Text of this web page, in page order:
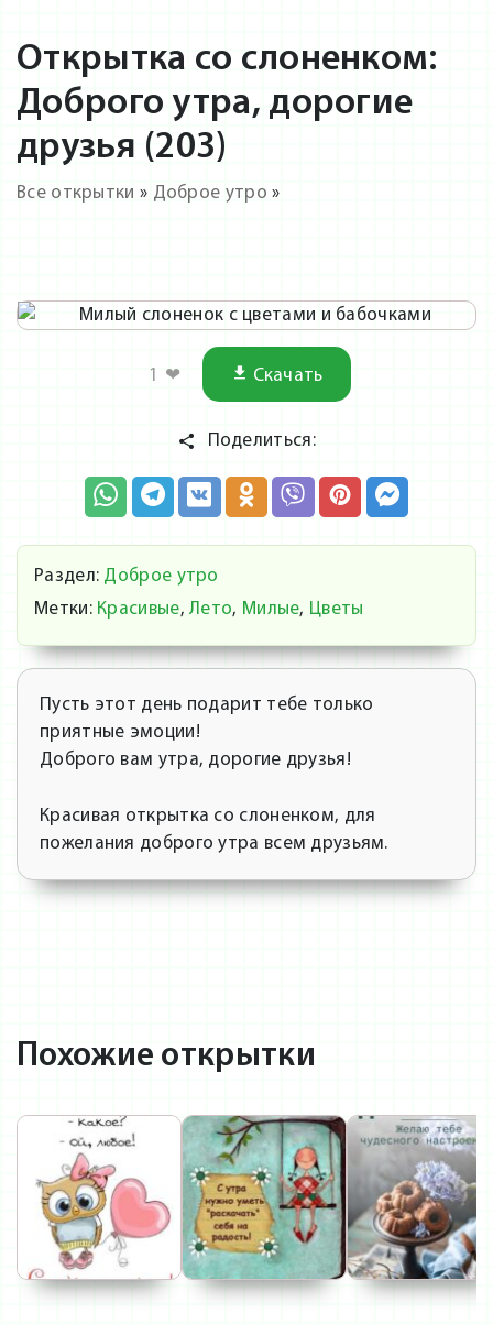
Открытка со слоненком:
Доброго утра, дорогие
друзья (203)
Все открытки » Доброе утро »
1 ❤ Скачать
Поделиться:
Раздел: Доброе утро
Метки: Красивые,Лето, Милые, Цветы
Пусть этот день подарит тебе только
приятные эмоции!
Доброго вам утра, дорогие друзья!
Красивая открытка со слоненком, для
пожелания доброго утра всем друзьям.
Похожие открытки